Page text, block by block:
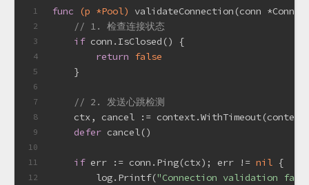
1
2
3
4
5
6
7
8
9
10
11
12
func (p *Pool)
validateConnection(conn
// 1. 检查连接状态
if conn.IsClosed() {
return false
    }
// 2. 发送心跳检测
ctx, cancel :=
defer cancel()
if err := conn.Ping(ctx); err != nil {
        log.Printf(
"Connection validation